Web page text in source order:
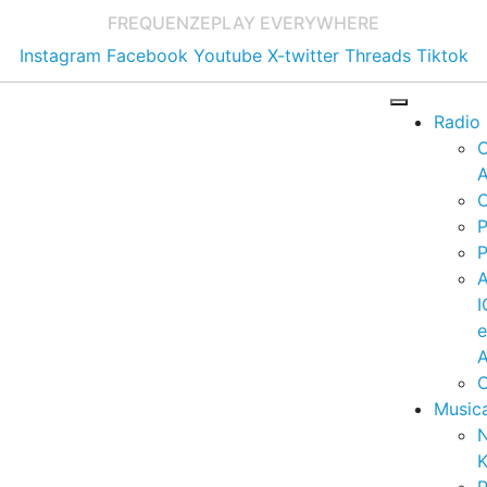
FREQUENZEPLAY EVERYWHERE
Instagram Facebook Youtube X-twitter Threads Tiktok
Radio
e